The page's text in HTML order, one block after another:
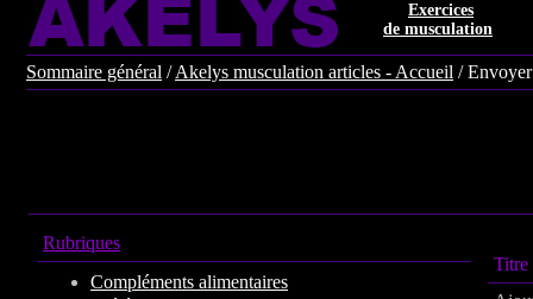
Exercices
de musculation
Sommaire général /Akelys musculation articles - Accueil /
Rubriques
Compléments alimentaires
Titre